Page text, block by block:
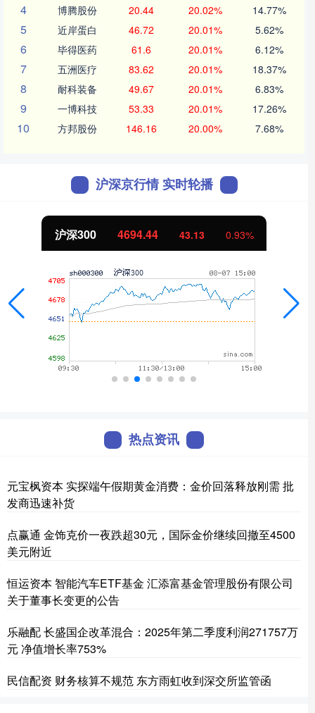
4 博腾股份 20.44 20.02% 14.77%
5 近岸蛋白 46.72 20.01% 5.62%
6 毕得医药 61.6 20.01% 6.12%
7 五洲医疗 83.62 20.01% 18.37%
8 耐科装备 49.67 20.01% 6.83%
9 一博科技 53.33 20.01% 17.26%
10 方邦股份 146.16 20.00% 7.68%
沪深京行情 实时轮播
北证50 1134.24 11.37 1.01%
热点资讯
元宝枫资本 实探端午假期黄金消费：金价回落释放刚需 批
发商迅速补货
点赢通 金饰克价一夜跌超30元，国际金价继续回撤至4500
美元附近
恒运资本 智能汽车ETF基金 汇添富基金管理股份有限公司
关于董事长变更的公告
乐融配 长盛国企改革混合：2025年第二季度利润271757万
元 净值增长率753%
民信配资 财务核算不规范 东方雨虹收到深交所监管函